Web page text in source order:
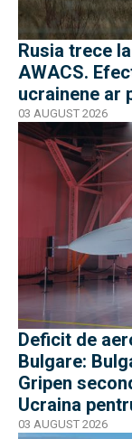
Rusia trece
AWACS.
ucrainene ar
03 AUGUST 2026
Deficit de
Bulgare:
Gripen
Ucraina
Polonia
03 AUGUST 2026